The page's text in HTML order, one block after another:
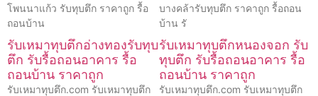
โพนนาแก้ว รับทุบตึก ราคาถูก รื้อ
ถอนบ้าน
บางคล้ารับทุบตึก ราคาถูก รื้อถอน
บ้าน รั
รับเหมาทุบตึกอ่างทองรับทุบ
ตึก รับรื้อถอนอาคาร รื้อ
ถอนบ้าน ราคาถูก
รับเหมาทุบตึก.com รับเหมาทุบตึก
รับเหมาทุบตึกหนองจอก รับ
ทุบตึก รับรื้อถอนอาคาร รื้อ
ถอนบ้าน ราคาถูก
รับเหมาทุบตึก.com รับเหมาทุบตึก